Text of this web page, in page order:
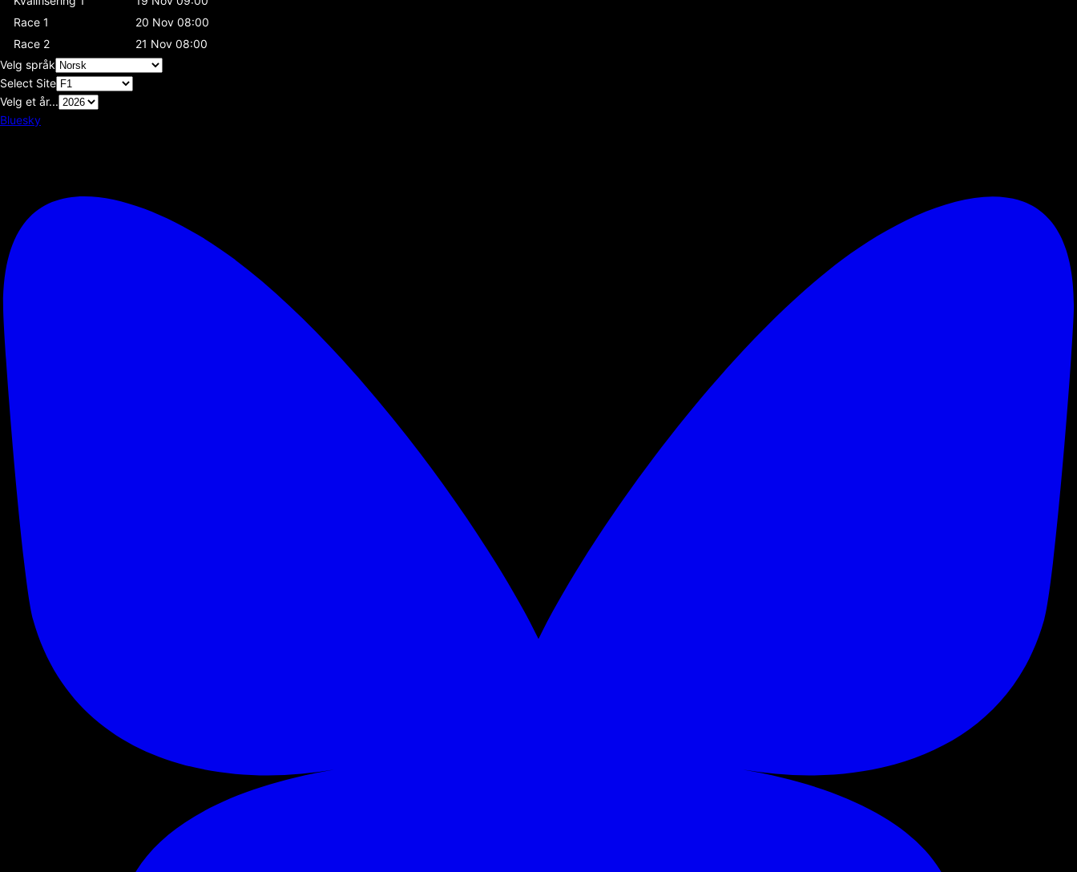
Race 1
20 Nov 08:00
Race 2
21 Nov 08:00
Velg språk
Select Site
Velg et år...
Bluesky